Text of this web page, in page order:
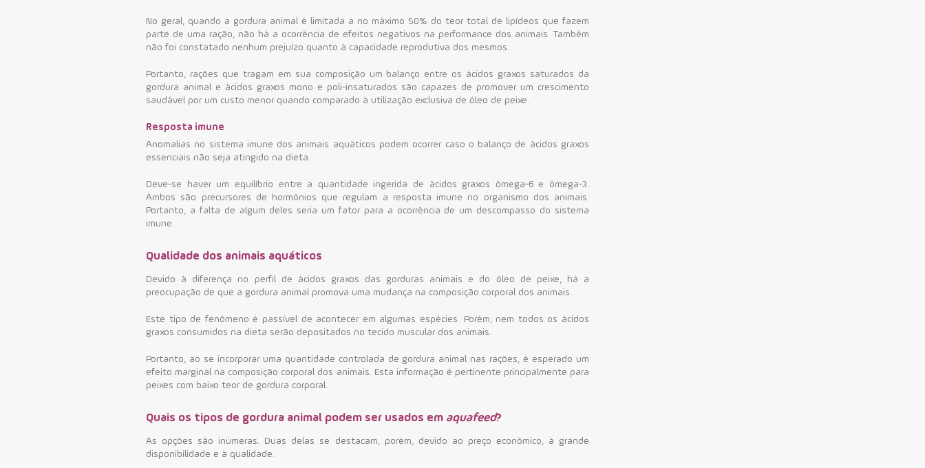
No geral, quando a gordura animal é limitada a no máximo 50% do teor total de lipídeos que fazem
parte de uma ração, não há a ocorrência de efeitos negativos na performance dos animais. Também
não foi constatado nenhum prejuízo quanto à capacidade reprodutiva dos mesmos.
Portanto, rações que tragam em sua composição um balanço entre os ácidos graxos saturados da
gordura animal e ácidos graxos mono e poli-insaturados são capazes de promover um crescimento
saudável por um custo menor quando comparado à utilização exclusiva de óleo de peixe.
Resposta imune
Anomalias no sistema imune dos animais aquáticos podem ocorrer caso o balanço de ácidos graxos
essenciais não seja atingido na dieta.
Deve-se haver um equilíbrio entre a quantidade ingerida de ácidos graxos ômega-6 e ômega-3.
Ambos são precursores de hormônios que regulam a resposta imune no organismo dos animais.
Portanto, a falta de algum deles seria um fator para a ocorrência de um descompasso do sistema
imune.
Qualidade dos animais aquáticos
Devido à diferença no perfil de ácidos graxos das gorduras animais e do óleo de peixe, há a
preocupação de que a gordura animal promova uma mudança na composição corporal dos animais.
Este tipo de fenômeno é passível de acontecer em algumas espécies. Porém, nem todos os ácidos
graxos consumidos na dieta serão depositados no tecido muscular dos animais.
Portanto, ao se incorporar uma quantidade controlada de gordura animal nas rações, é esperado um
efeito marginal na composição corporal dos animais. Esta informação é pertinente principalmente para
peixes com baixo teor de gordura corporal.
Quais os tipos de gordura animal podem ser usados em aquafeed?
As opções são inúmeras. Duas delas se destacam, porém, devido ao preço econômico, à grande
disponibilidade e à qualidade.